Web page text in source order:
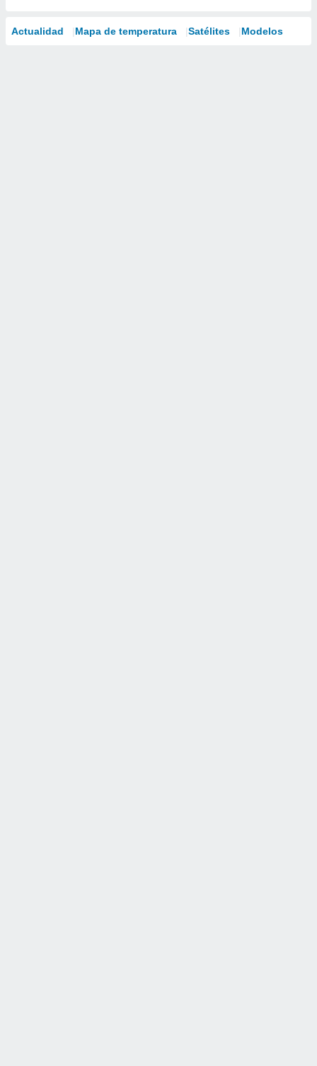
Actualidad Mapa de temperatura Satélites Modelos